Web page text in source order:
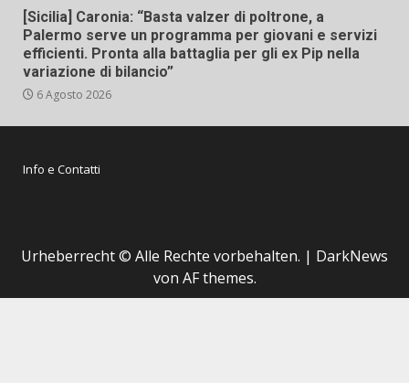
[Sicilia] Caronia: “Basta valzer di poltrone, a
Palermo serve un programma per giovani e servizi
efficienti. Pronta alla battaglia per gli ex Pip nella
variazione di bilancio”
6 Agosto 2026
Info e Contatti
Urheberrecht © Alle Rechte vorbehalten. | DarkNews
von AF themes.